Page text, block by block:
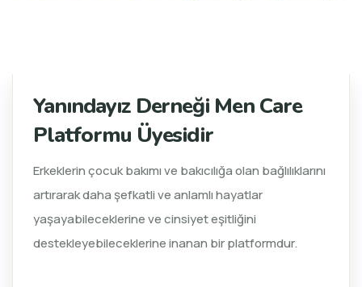
Yanındayız Derneği Men Care
Platformu Üyesidir
Erkeklerin çocuk bakımı ve bakıcılığa olan bağlılıklarını
artırarak daha şefkatli ve anlamlı hayatlar
yaşayabileceklerine ve cinsiyet eşitliğini
destekleyebileceklerine inanan bir platformdur.